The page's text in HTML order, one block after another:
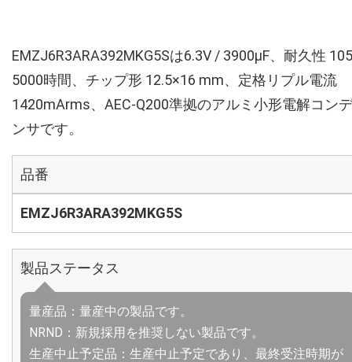
EMZJ6R3ARA392MKG5Sは6.3V / 3900µF、耐久性
5000時間、チップ形 12.5×16 mm、定格リプル電流
1420mArms、AEC-Q200準拠のアルミ小形電解コンデ
ンサです。
品番
EMZJ6R3ARA392MKG5S
製品ステータス
量産品：量産中の製品です。
NRND：新規採用を推奨しない製品です。
生産中止予定品：生産中止予定であり、最終受注時期が